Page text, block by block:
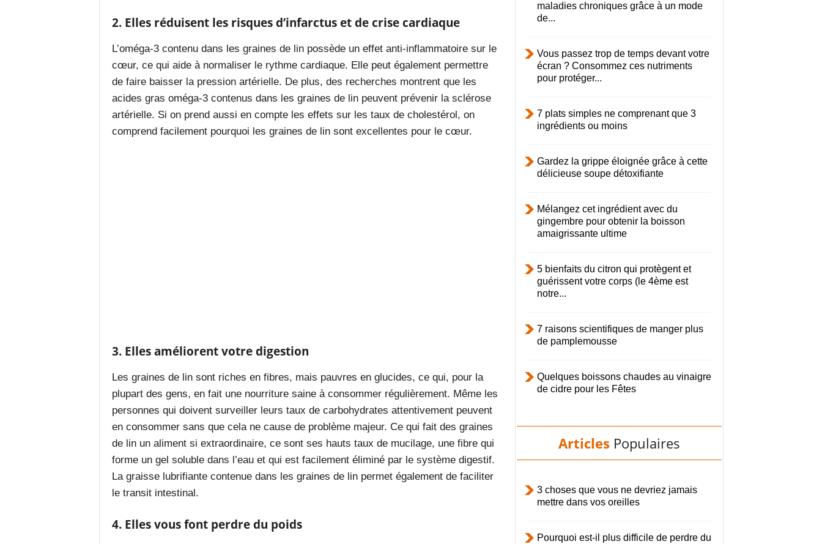
2. Elles réduisent les risques d’infarctus et de crise cardiaque
L’oméga-3 contenu dans les graines de lin possède un effet anti-inflammatoire sur le
cœur, ce qui aide à normaliser le rythme cardiaque. Elle peut également permettre
de fairebaisser la pression artérielle. De plus, des recherches montrent que les
acides gras oméga-3 contenus dans les graines de lin peuvent prévenir la sclérose
artérielle. Si on prend aussi en compte les effets sur les taux de cholestérol, on
comprend facilement pourquoi les graines de lin sont excellentes pour le cœur.
3. Elles améliorent votre digestion
Les graines de lin sont riches en fibres, mais pauvres en glucides, ce qui, pour la
plupart des gens, en fait une nourriture saine à consommer régulièrement. Même les
personnes qui doivent surveiller leurs taux de carbohydrates attentivement peuvent
en consommer sans que cela ne cause de problème majeur. Ce qui fait des graines
de lin un aliment si extraordinaire, ce sont ses hauts taux de mucilage, une fibre qui
forme un gel soluble dans l’eau et qui est facilement éliminé par le système digestif.
La graisse lubrifiante contenue dans les graines de lin permet également de faciliter
le transit intestinal.
4. Elles vous font perdre du poids
maladies chroniques grâce à un mode
de...
Vous passez trop de temps devant votre
écran ? Consommez ces nutriments
pour protéger...
7 plats simples ne comprenant que 3
ingrédients ou moins
Gardez la grippe éloignée grâce à cette
délicieuse soupe détoxifiante
Mélangez cet ingrédient avec du
gingembre pour obtenir la boisson
amaigrissante ultime
5 bienfaits du citron qui protègent et
guérissent votre corps (le 4ème est
notre...
7 raisons scientifiques de manger plus
de pamplemousse
Quelques boissons chaudes au vinaigre
de cidre pour les Fêtes
Articles Populaires
3 choses que vous ne devriez jamais
mettre dans vos oreilles
Pourquoi est-il plus difficile de perdre du